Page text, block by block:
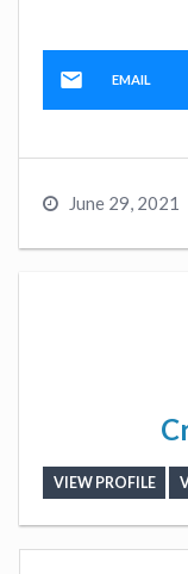
EMAIL
June 29, 2021
VIEW PROFILE